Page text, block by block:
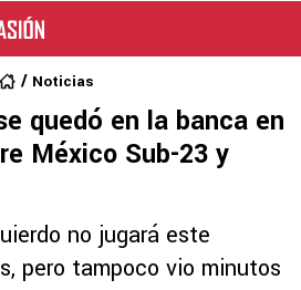
Noticias
quedó en la banca en
México Sub-23 y
no jugará este
pero tampoco vio minutos